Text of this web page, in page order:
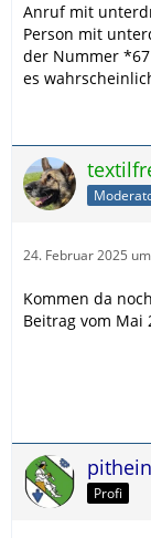
Anruf mit
Person mit
der Nummer
es
24. Februar 2025
Kommen da
Beitrag vom Mai
pithein
Profi